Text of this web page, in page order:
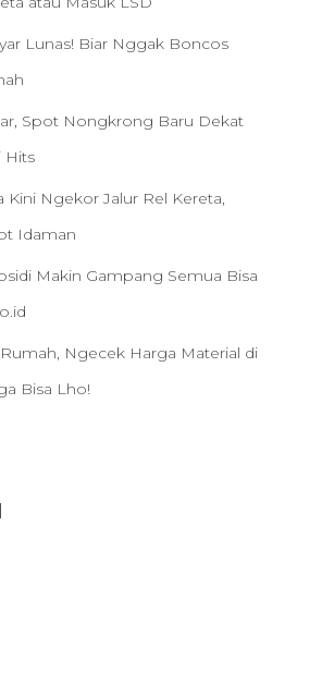
Lunas! Biar Nggak Boncos
Spot Nongkrong Baru Dekat
Hits
Kini Ngekor Jalur Rel Kereta,
Idaman
Makin Gampang Semua Bisa
Ngecek Harga Material di
Bisa Lho!